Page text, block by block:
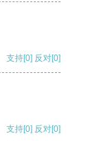
支持[0] 反对[0]
支持[0] 反对[0]